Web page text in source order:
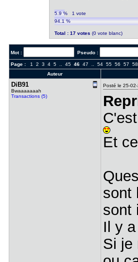
5.9 %1 vote
94.1 %
Total : 17 votes (0 vote blanc)
Mot : Pseudo :
Page : 1 2 3 4 5.. 45 46 47 54 55 56 57 58
Auteur
DiB91
Bwaaaaaaah
Transactions (5)
Posté le 25-
Et
sont
sont
Il y
Si je